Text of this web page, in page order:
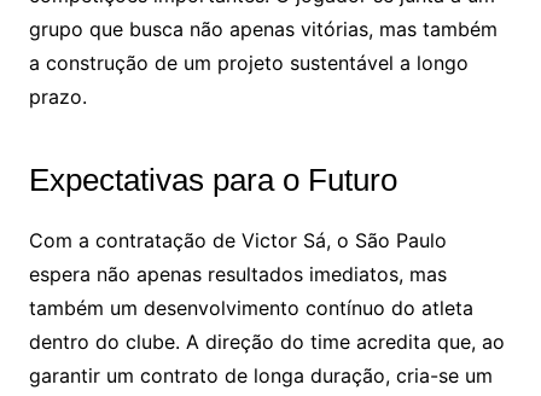
grupo que busca não apenas vitórias, mas também
a construção de um projeto sustentável a longo
prazo.
Expectativas para o Futuro
Com a contratação de Victor Sá, o São Paulo
espera não apenas resultados imediatos, mas
também um desenvolvimento contínuo do atleta
dentro do clube. A direção do time acredita que, ao
garantir um contrato de longa duração, cria-se um